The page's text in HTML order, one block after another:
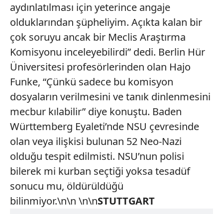
aydınlatılması için yeterince angaje
olduklarından şüpheliyim. Açıkta kalan bir
çok soruyu ancak bir Meclis Araştırma
Komisyonu inceleyebilirdi” dedi. Berlin Hür
Üniversitesi profesörlerinden olan Hajo
Funke, “Çünkü sadece bu komisyon
dosyaların verilmesini ve tanık dinlenmesini
mecbur kılabilir” diye konuştu. Baden
Württemberg Eyaleti’nde NSU çevresinde
olan veya ilişkisi bulunan 52 Neo-Nazi
olduğu tespit edilmisti. NSU’nun polisi
bilerek mi kurban seçtiği yoksa tesadüf
sonucu mu, öldürüldüğü
bilinmiyor.\n\n \n\nSTUTTGART